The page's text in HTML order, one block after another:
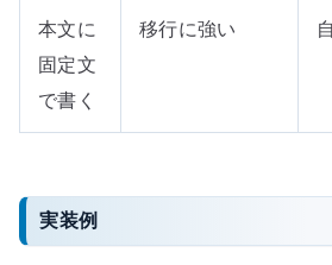
本文に
固定文
で書く
移行に強い
実装例